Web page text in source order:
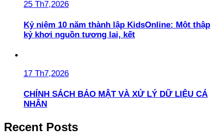
25 Th7,2026
Kỷ niệm 10 năm thành lập KidsOnline: Một thập
kỷ khơi nguồn tương lai, kết
17 Th7,2026
CHÍNH SÁCH BẢO MẬT VÀ XỬ LÝ DỮ LIỆU CÁ
NHÂN
Recent Posts